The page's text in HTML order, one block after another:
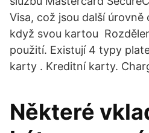
Visa, což jsou další
když svou kartou
použití. Existují 4 typy
karty . Kreditní karty.
Některé